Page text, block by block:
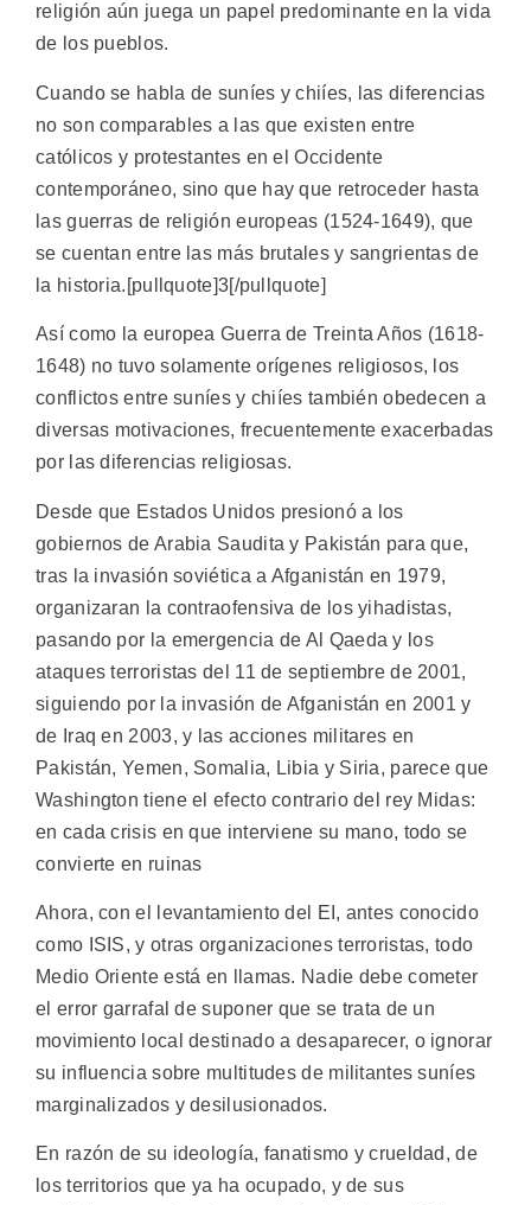
religión aún juega un papel predominante en la vida
de los pueblos.
Cuando se habla de suníes y chiíes, las diferencias
no son comparables a las que existen entre
católicos y protestantes en el Occidente
contemporáneo, sino que hay que retroceder hasta
las guerras de religión europeas (1524-1649), que
se cuentan entre las más brutales y sangrientas de
la historia.[pullquote]3[/pullquote]
Así como la europea Guerra de Treinta Años (1618-
1648) no tuvo solamente orígenes religiosos, los
conflictos entre suníes y chiíes también obedecen a
diversas motivaciones, frecuentemente exacerbadas
por las diferencias religiosas.
Desde que Estados Unidos presionó a los
gobiernos de Arabia Saudita y Pakistán para que,
tras la invasión soviética a Afganistán en 1979,
organizaran la contraofensiva de los yihadistas,
pasando por la emergencia de Al Qaeda y los
ataques terroristas del 11 de septiembre de 2001,
siguiendo por la invasión de Afganistán en 2001 y
de Iraq en 2003, y las acciones militares en
Pakistán, Yemen, Somalia, Libia y Siria, parece que
Washington tiene el efecto contrario del rey Midas:
en cada crisis en que interviene su mano, todo se
convierte en ruinas
Ahora, con el levantamiento del EI, antes conocido
como ISIS, y otras organizaciones terroristas, todo
Medio Oriente está en llamas. Nadie debe cometer
el error garrafal de suponer que se trata de un
movimiento local destinado a desaparecer, o ignorar
su influencia sobre multitudes de militantes suníes
marginalizados y desilusionados.
En razón de su ideología, fanatismo y crueldad, de
los territorios que ya ha ocupado, y de sus